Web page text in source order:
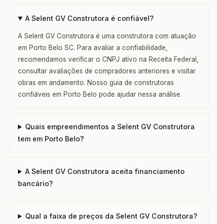
A Selent GV Construtora é confiável?
A Selent GV Construtora é uma construtora com atuação
em Porto Belo SC. Para avaliar a confiabilidade,
recomendamos verificar o CNPJ ativo na Receita Federal,
consultar avaliações de compradores anteriores e visitar
obras em andamento. Nosso guia de construtoras
confiáveis em Porto Belo pode ajudar nessa análise.
Quais empreendimentos a Selent GV Construtora
tem em Porto Belo?
A Selent GV Construtora aceita financiamento
bancário?
Qual a faixa de preços da Selent GV Construtora?